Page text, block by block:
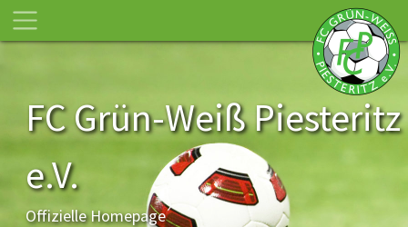
FC Grün-Weiß Piesteritz
e.V.
Offizielle Homepage